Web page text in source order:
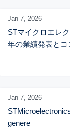
Jan 7, 2026
STマイクロエレ
年の業績発表と
Jan 7, 2026
genere